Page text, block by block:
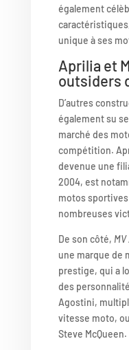
également
unique à ses
Aprilia et
outsiders
D’autres
également su
marché des
compétition.
devenue une
2004, est
motos
nombreuses
De son côté,
une marque de
prestige, qui a
des
Agostini,
vitesse moto,
Steve McQueen.